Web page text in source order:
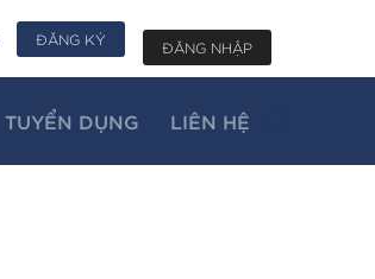
ĐĂNG KÝ ĐĂNG NHẬP
TUYỂN DỤNG LIÊN HỆ